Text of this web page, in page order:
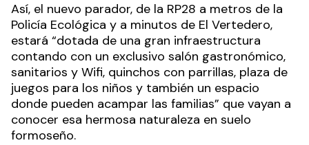
Así, el nuevo parador, de la RP28 a metros de la
Policía Ecológica y a minutos de El Vertedero,
estará “dotada de una gran infraestructura
contando con un exclusivo salón gastronómico,
sanitarios y Wifi, quinchos con parrillas, plaza de
juegos para los niños y también un espacio
donde pueden acampar las familias” que vayan a
conocer esa hermosa naturaleza en suelo
formoseño.